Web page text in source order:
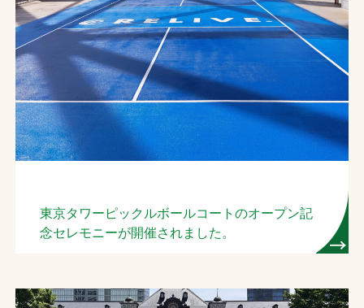
東京タワーピックルボールコートのオープン記
念セレモニーが開催されました。